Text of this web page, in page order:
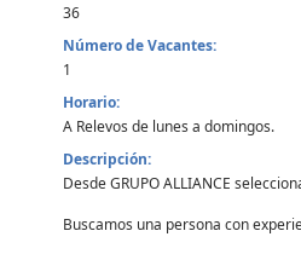
36
Número de Vacantes:
1
Horario:
A Relevos de lunes a domingos.
Descripción:
Desde GRUPO ALLIANCE
Buscamos una persona con